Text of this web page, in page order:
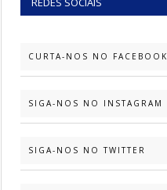
CURTA-NOS NO FACEBOOK
SIGA-NOS NO INSTAGRAM
SIGA-NOS NO TWITTER